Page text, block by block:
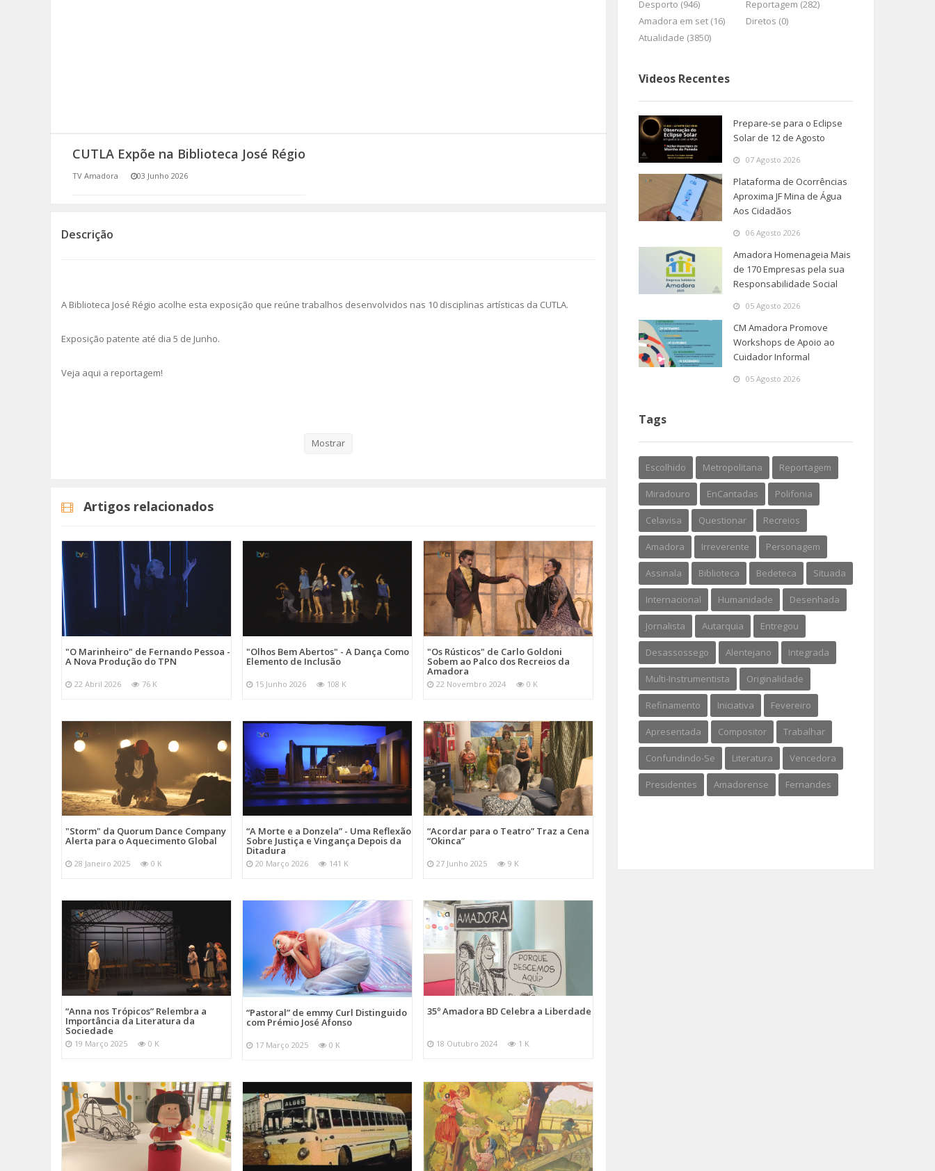
(RE) PENSAMENTOS
CUTLA Expõe na Biblioteca José Régio
TV Amadora 03 Junho 2026
Descrição
A Biblioteca José Régio acolhe esta exposição que reúne trabalhos desenvolvidos nas 10 disciplinas artísticas da CUTLA.
Exposição patente até dia 5 de Junho.
Veja aqui a reportagem!
Mostrar
Artigos relacionados
"O Marinheiro" de Fernando Pessoa -
A Nova Produção do TPN
22 Abril 2026 76 K
"Olhos Bem Abertos" - A Dança Como
Elemento de Inclusão
15 Junho 2026 108 K
"Os Rústicos" de Carlo Goldoni
Sobem ao Palco dos Recreios da
Amadora
22 Novembro 2024 0 K
"Storm" da Quorum Dance Company
Alerta para o Aquecimento Global
28 Janeiro 2025 0 K
“A Morte e a Donzela” - Uma Reflexão
Sobre Justiça e Vingança Depois da
Ditadura
20 Março 2026 141 K
“Acordar para o Teatro” Traz a Cena
“Okinca”
27 Junho 2025 9 K
“Anna nos Trópicos” Relembra a
Importância da Literatura da
Sociedade
19 Março 2025 0 K
“Pastoral” de emmy Curl Distinguido
com Prémio José Afonso
17 Março 2025 0 K
35º Amadora BD Celebra a Liberdade
18 Outubro 2024 1 K
Desporto (946)
Reportagem (282)
Amadora em set (16)
Diretos (0)
Atualidade (3850)
Videos Recentes
Prepare-se para o Eclipse
Solar de 12 de Agosto
07 Agosto 2026
Plataforma de Ocorrências
Aproxima JF Mina de Água
Aos Cidadãos
06 Agosto 2026
Amadora Homenageia Mais
de 170 Empresas pela sua
Responsabilidade Social
05 Agosto 2026
CM Amadora Promove
Workshops de Apoio ao
Cuidador Informal
05 Agosto 2026
Tags
Escolhido Metropolitana Reportagem
Miradouro EnCantadas Polifonia
Celavisa Questionar Recreios
Amadora Irreverente Personagem
Assinala Biblioteca Bedeteca Situada
Internacional Humanidade Desenhada
Jornalista Autarquia Entregou
Desassossego Alentejano Integrada
Multi-Instrumentista Originalidade
Refinamento Iniciativa Fevereiro
Apresentada Compositor Trabalhar
Confundindo-Se Literatura Vencedora
Presidentes Amadorense Fernandes